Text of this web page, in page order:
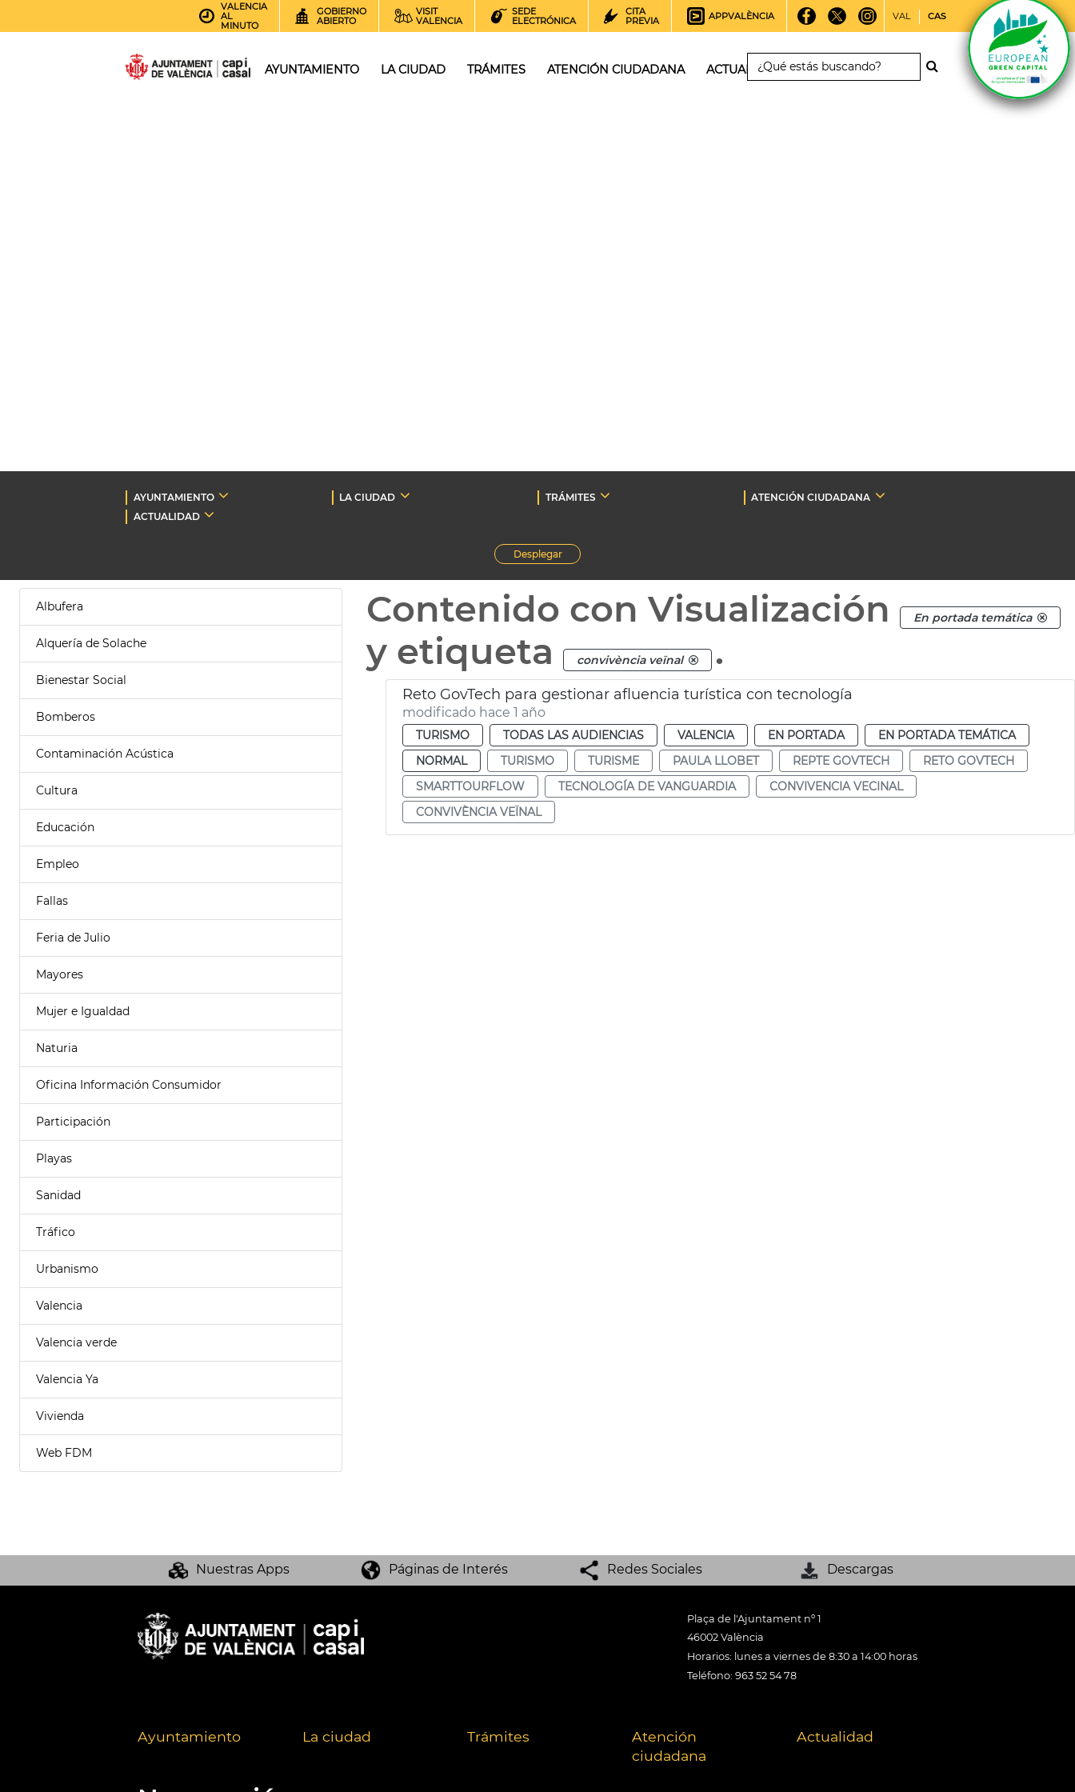
VALENCIA
AL
MINUTO
GOBIERNO
ABIERTO
VISIT
VALENCIA
SEDE
ELECTRÓNICA
CITA
PREVIA
APPVALÈNCIA VAL CAS
AYUNTAMIENTO LA CIUDAD TRÁMITES ATENCIÓN CIUDADANA ACTUALIDAD
AYUNTAMIENTO LA CIUDAD TRÁMITES
ATENCIÓN CIUDADANA
ACTUALIDAD
Desplegar
Albufera
Alquería de Solache
Bienestar Social
Bomberos
Contaminación Acústica
Cultura
Educación
Empleo
Fallas
Feria de Julio
Mayores
Mujer e Igualdad
Naturia
Oficina Información Consumidor
Participación
Playas
Sanidad
Tráfico
Urbanismo
Valencia
Valencia verde
Valencia Ya
Vivienda
Web FDM
Contenido con Visualización En portada temática
y etiqueta convivència veïnal .
Reto GovTech para gestionar afluencia turística con tecnología
modificado hace 1 año
TURISMO TODAS LAS AUDIENCIAS VALENCIA EN PORTADA
EN PORTADA TEMÁTICA
NORMAL
TURISMO TURISME PAULA LLOBET REPTE GOVTECH
RETO GOVTECH
SMARTTOURFLOW
TECNOLOGÍA DE VANGUARDIA
CONVIVENCIA VECINAL
CONVIVÈNCIA VEÏNAL
Nuestras Apps Páginas de Interés Redes Sociales Descargas
Plaça de l'Ajuntament nº 1
46002 València
Horarios: lunes a viernes de 8:30 a 14:00 horas
Teléfono: 963 52 54 78
Ayuntamiento La ciudad Trámites
Atención
ciudadana
Actualidad